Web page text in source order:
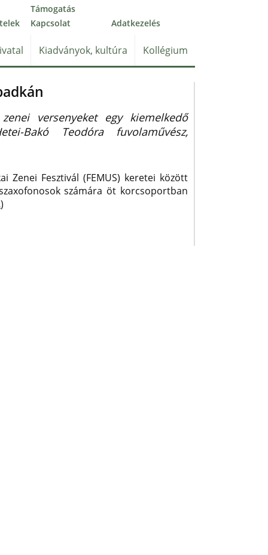
Támogatás
Kapcsolat Adatkezelés
Kiadványok, kultúra Kollégium
versenyeket egy kiemelkedő
Bakó Teodóra fuvolaművész,
Zenei Fesztivál (FEMUS) keretei között
számára öt korcsoportban
)